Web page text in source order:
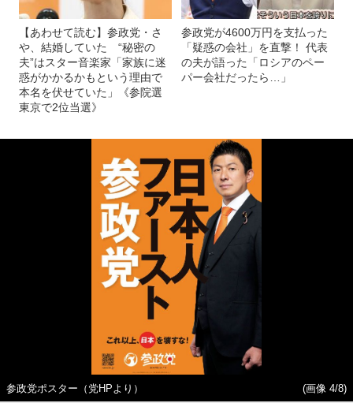
【あわせて読む】参政党・さ
や、結婚していた “秘密の
夫”はスター音楽家「家族に迷
惑がかかるかもという理由で
本名を伏せていた」《参院選
東京で2位当選》
参政党が4600万円を支払った
「疑惑の会社」を直撃！ 代表
の夫が語った「ロシアのペー
パー会社だったら…」
参政党ポスター（党HPより）
(画像 4/8)